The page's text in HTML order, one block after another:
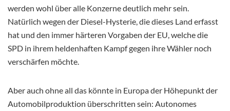
werden wohl über alle Konzerne deutlich mehr sein.
Natürlich wegen der Diesel-Hysterie, die dieses Land erfasst
hat und den immer härteren Vorgaben der EU, welche die
SPD in ihrem heldenhaften Kampf gegen ihre Wähler noch
verschärfen möchte.
Aber auch ohne all das könnte in Europa der Höhepunkt der
Automobilproduktion überschritten sein: Autonomes